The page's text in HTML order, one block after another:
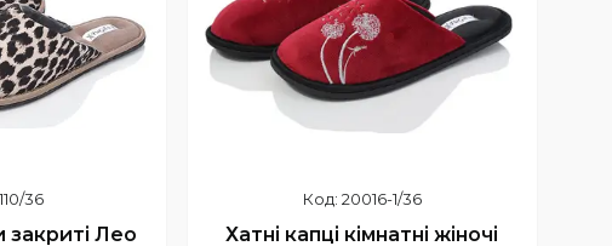
36
закриті Лео
20016-1/36
Хатні капці кімнатні жіночі